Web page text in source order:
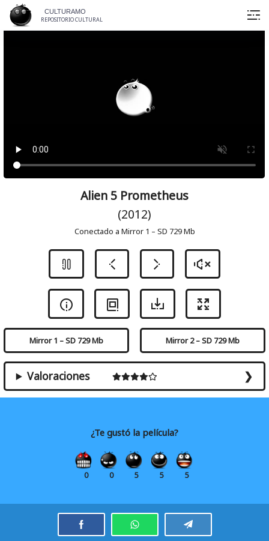
content
CULTURAMO
REPOSITORIO CULTURAL
Alien 5 Prometheus
(2012)
Conectado a Mirror 1 – SD 729 Mb
Mirror 1 – SD 729 Mb Mirror 2 – SD 729 Mb
Valoraciones
¿Te gustó la película?
0 0 5 5 5